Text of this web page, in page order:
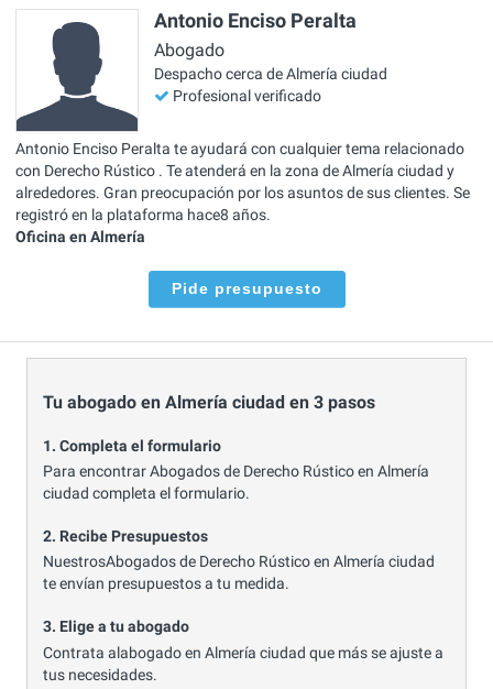
Antonio Enciso Peralta
Abogado
Despacho cerca de Almería ciudad
Profesional verificado
Antonio Enciso Peralta te ayudará con cualquier tema relacionado
con Derecho Rústico . Te atenderá en la zona de Almería ciudad y
alrededores. Gran preocupación por los asuntos de sus clientes. Se
registró en la plataforma hace8 años.
Oficina en Almería
Pide presupuesto
Tu abogado en Almería ciudad en 3 pasos
1. Completa el formulario
Para encontrar Abogados de Derecho Rústico en Almería
ciudad completa el formulario.
2. Recibe Presupuestos
NuestrosAbogados de Derecho Rústico en Almería ciudad
te envían presupuestos a tu medida.
3. Elige a tu abogado
Contrata alabogado en Almería ciudad que más se ajuste a
tus necesidades.